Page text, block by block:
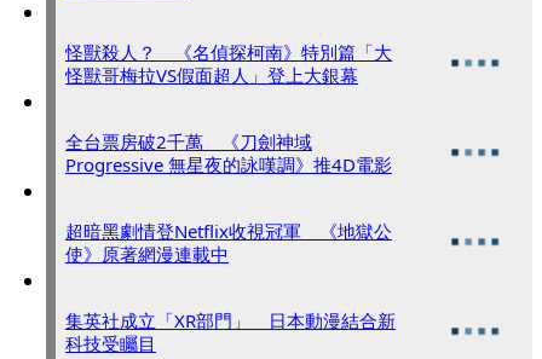
怪獸殺人？ 《名偵探柯南》特別篇「大
怪獸哥梅拉VS假面超人」登上大銀幕
全台票房破2千萬 《刀劍神域
Progressive 無星夜的詠嘆調》推4D電影
超暗黑劇情登Netflix收視冠軍 《地獄公
使》原著網漫連載中
集英社成立「XR部門」 日本動漫結合新
科技受矚目